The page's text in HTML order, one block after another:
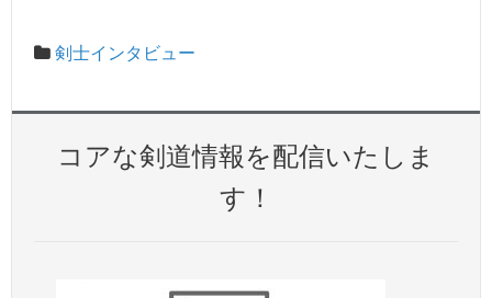
剣士インタビュー
コアな剣道情報を配信いたしま
す！